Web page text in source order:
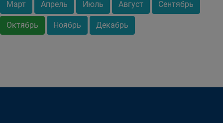
Март Апрель Июль Август Сентябрь
Октябрь Ноябрь Декабрь